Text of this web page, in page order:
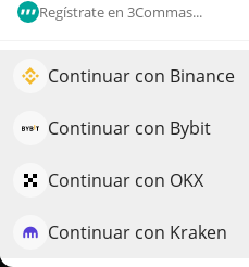
Regístrate en 3Commas...
Continuar con Binance
Continuar con Bybit
Continuar con OKX
Continuar con Kraken
$75,78 2.60%
Capitalización de
$44,12B
Más información
donde agentes autónomos
mercado
Pruébelo